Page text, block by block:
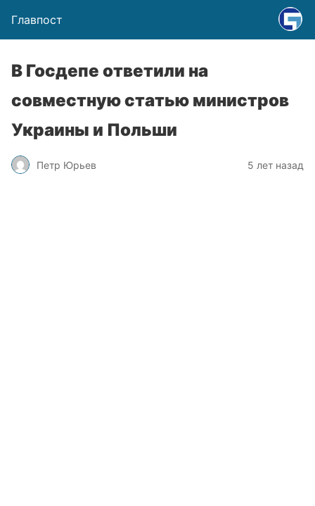
Главпост
В Госдепе ответили на
совместную статью министров
Украины и Польши
Петр Юрьев 5 лет назад